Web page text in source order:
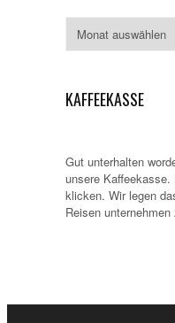
KAFFEEKASSE
Gut unterhalten
unsere
klicken. Wir legen
Reisen